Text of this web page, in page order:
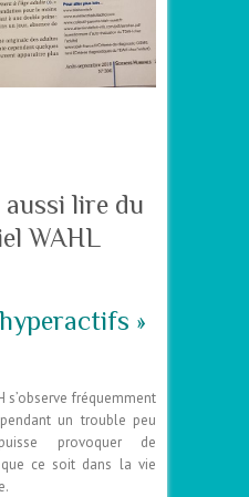
aussi lire du
WAHL
»
s’observe fréquemment
un trouble peu
provoquer de
ce soit dans la vie